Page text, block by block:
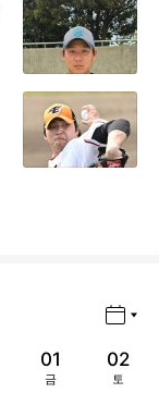
01
금
02
토